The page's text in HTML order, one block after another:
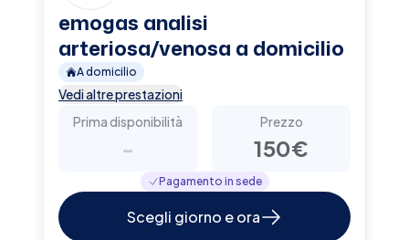
emogas analisi
arteriosa/venosa a domicilio
A domicilio
Vedi altre prestazioni
Prima disponibilità
-
Prezzo
150€
Pagamento in sede
Scegli giorno e ora